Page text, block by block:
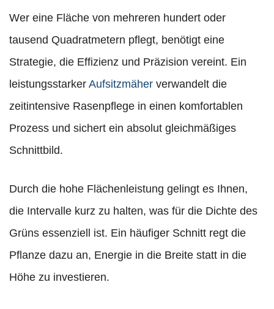
Wer eine Fläche von mehreren hundert oder
tausend Quadratmetern pflegt, benötigt eine
Strategie, die Effizienz und Präzision vereint. Ein
leistungsstarker Aufsitzmäher verwandelt die
zeitintensive Rasenpflege in einen komfortablen
Prozess und sichert ein absolut gleichmäßiges
Schnittbild.
Durch die hohe Flächenleistung gelingt es Ihnen,
die Intervalle kurz zu halten, was für die Dichte des
Grüns essenziell ist. Ein häufiger Schnitt regt die
Pflanze dazu an, Energie in die Breite statt in die
Höhe zu investieren.